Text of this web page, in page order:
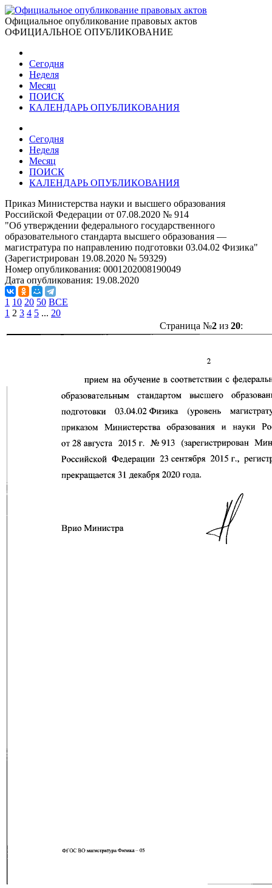
Официальное опубликование правовых актов
ОФИЦИАЛЬНОЕ ОПУБЛИКОВАНИЕ
Сегодня
Неделя
Месяц
ПОИСК
КАЛЕНДАРЬ ОПУБЛИКОВАНИЯ
Сегодня
Неделя
Месяц
ПОИСК
КАЛЕНДАРЬ ОПУБЛИКОВАНИЯ
Приказ Министерства науки и высшего образования
Российской Федерации от 07.08.2020 № 914
"Об утверждении федерального государственного
образовательного стандарта высшего образования —
магистратура по направлению подготовки 03.04.02 Физика"
(Зарегистрирован 19.08.2020 № 59329)
Номер опубликования: 0001202008190049
Дата опубликования: 19.08.2020
1 10 20 50 ВСЕ
1 2 3 4 5 ... 20
Страница №2из 20: